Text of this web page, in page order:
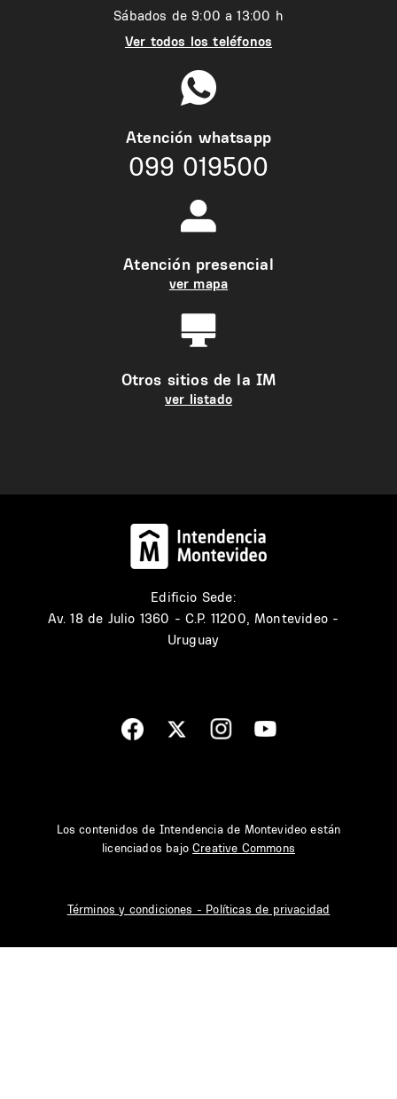
Sábados de 9:00 a 13:00 h
Ver todos los teléfonos
Atención whatsapp
099 019500
Atención presencial
ver mapa
Otros sitios de la IM
ver listado
Edificio Sede:
Av. 18 de Julio 1360 - C.P. 11200, Montevideo -
Uruguay
Los contenidos de Intendencia de Montevideo están
licenciados bajoCreative Commons
Términos y condiciones - Políticas de privacidad